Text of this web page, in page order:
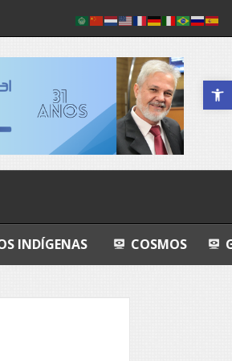
Abrir a
COSMOS GRANDEZA